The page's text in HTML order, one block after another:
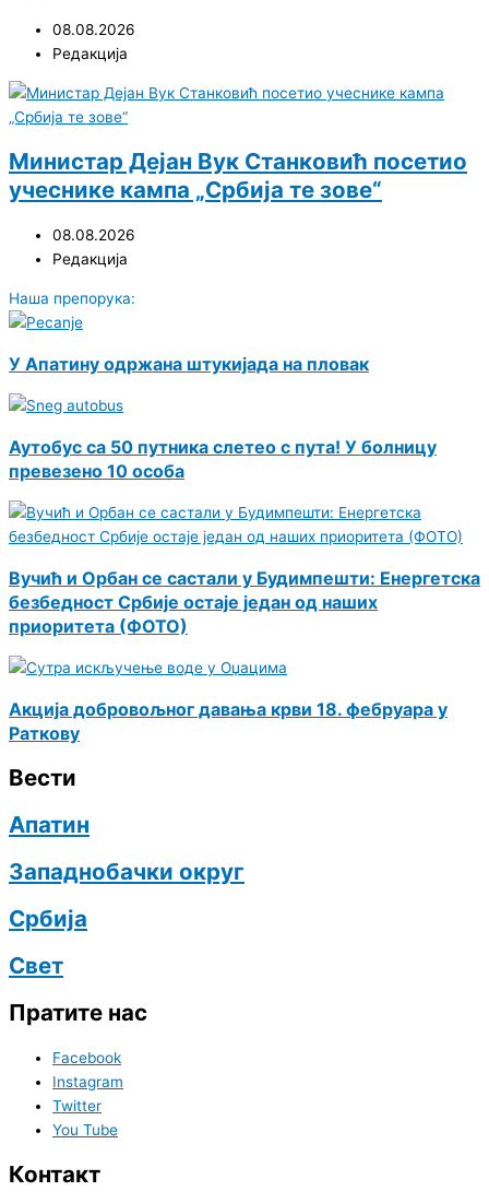
08.08.2026
Редакција
Министар Дејан Вук Станковић посетио
учеснике кампа „Србија те зове“
08.08.2026
Редакција
Наша препорука:
У Апатину одржана штукијада на пловак
Аутобус са 50 путника слетео с пута! У болницу
превезено 10 особа
Вучић и Орбан се састали у Будимпешти: Енергетска
безбедност Србије остаје један од наших
приоритета (ФОТО)
Акција добровољног давања крви 18. фебруара у
Раткову
Вести
Апатин
Западнобачки округ
Србија
Свет
Пратите нас
Facebook
Instagram
Twitter
You Tube
Контакт